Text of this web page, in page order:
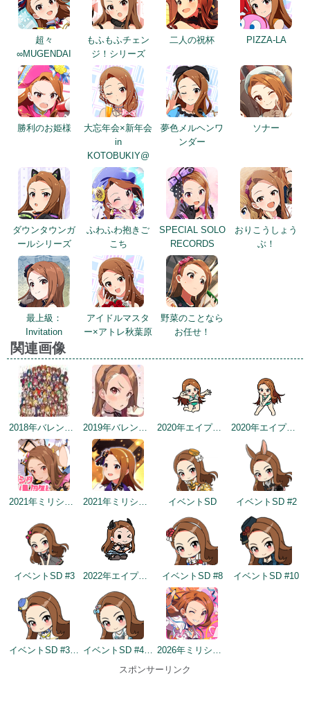
超々
∞MUGENDAI
もふもふチェン
ジ！シリーズ
二人の祝杯 PIZZA-LA
勝利のお姫様
大忘年会×新年会
in
KOTOBUKIY@
夢色メルヘンワ
ンダー
ソナー
ダウンタウンガ
ールシリーズ
ふわふわ抱きご
こち
SPECIAL SOLO
RECORDS
おりこうしょう
ぶ！
最上級：
Invitation
アイドルマスタ
ー×アトレ秋葉原
野菜のことなら
お任せ！
関連画像
2018年バレンタインデー公式ツイート 2019年バレンタイントップ画面 2020年エイプリルフールネタ 2020年エイプリルフールネタ
2021年ミリシタ4周年カウントダウン（1日前） 2021年ミリシタ4周年トップ画面 イベントSD イベントSD #2
イベントSD #3 2022年エイプリルフールネタ イベントSD #8 イベントSD #10
イベントSD #358 イベントSD #432
2026年ミリシタ9周年カウントダウン（1日前）
スポンサーリンク